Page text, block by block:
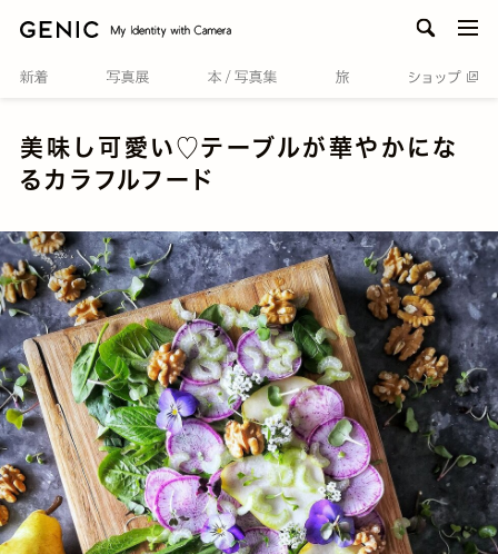
美味し可愛い♡テーブルが華やかにな
るカラフルフード